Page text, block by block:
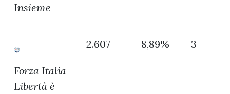
Insieme
Forza Italia -
Libertà è
2.607 8,89% 3